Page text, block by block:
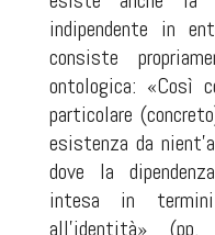
indipendente in
consiste
ontologica: «Così
particolare
esistenza da
dove la
intesa in
all’identità»